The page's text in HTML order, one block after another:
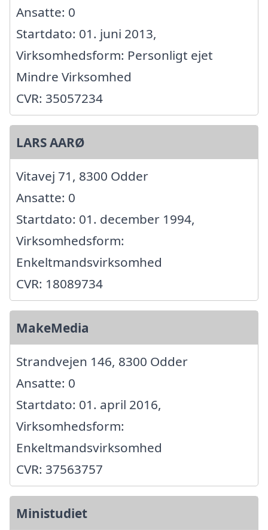
Ansatte: 0
Startdato: 01. juni 2013,
Virksomhedsform: Personligt ejet
Mindre Virksomhed
CVR: 35057234
LARS AARØ
Vitavej 71, 8300 Odder
Ansatte: 0
Startdato: 01. december 1994,
Virksomhedsform:
Enkeltmandsvirksomhed
CVR: 18089734
MakeMedia
Strandvejen 146, 8300 Odder
Ansatte: 0
Startdato: 01. april 2016,
Virksomhedsform:
Enkeltmandsvirksomhed
CVR: 37563757
Ministudiet